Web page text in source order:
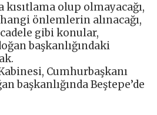
kısıtlama olup olmayacağı,
önlemlerin alınacağı,
gibi konular,
başkanlığındaki
Cumhurbaşkanı
başkanlığında Beştepe’de